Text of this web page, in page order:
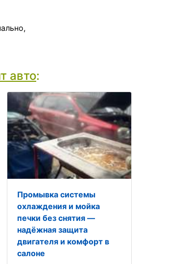
авто:
Промывка системы
охлаждения и мойка
печки без снятия —
надёжная защита
двигателя и комфорт в
салоне